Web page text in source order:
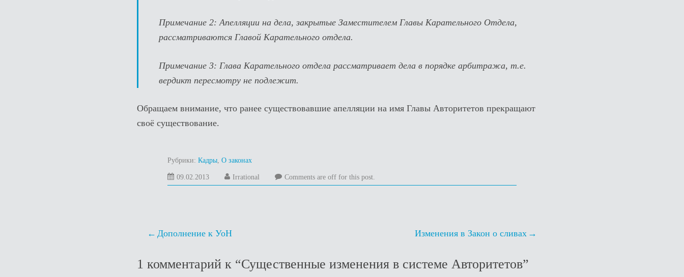
Примечание 2: Апелляции на дела, закрытые Заместителем Главы Карательного Отдела,
рассматриваются Главой Карательного отдела.
Примечание 3: Глава Карательного отдела рассматривает дела в порядке арбитража, т.е.
вердикт пересмотру не подлежит.
Обращаем внимание, что ранее существовавшие апелляции на имя Главы Авторитетов прекращают
своё существование.
Рубрики:Кадры ,О законах
09.02.201309.08.2013Irrational Comments are off for this post.
Навигация
Дополнение к УоН Изменения в Закон о сливах
1 комментарий к “Существенные изменения в системе Авторитетов”